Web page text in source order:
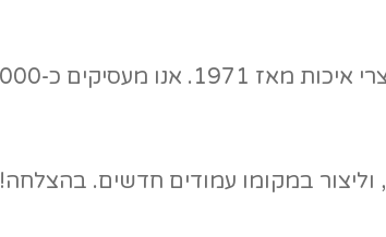
, וליצור במקומו עמודים חדשים. בהצלחה!